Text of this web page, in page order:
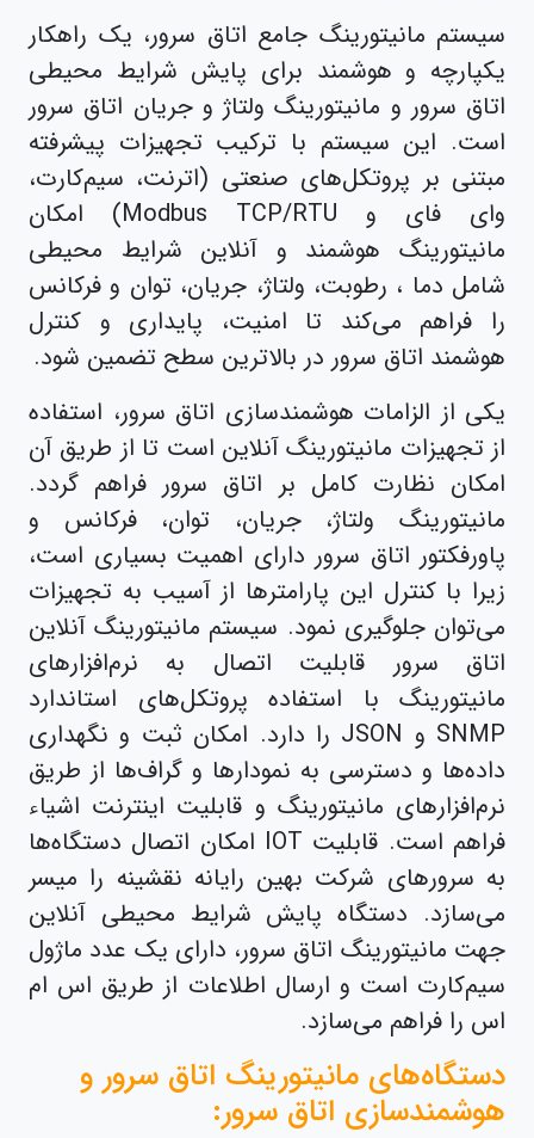
سیستم مانیتورینگ جامع اتاق سرور، یک راهکار
یکپارچه و هوشمند برای پایش شرایط محیطی
اتاق سرور و مانیتورینگ ولتاژ و جریان اتاق سرور
است. این سیستم با ترکیب تجهیزات پیشرفته
مبتنی بر پروتکل‌های صنعتی (اترنت، سیم‌کارت،
وای فای و Modbus TCP/RTU) امکان
مانیتورینگ هوشمند و آنلاین شرایط محیطی
شامل دما ، رطوبت، ولتاژ، جریان، توان و فرکانس
را فراهم می‌کند تا امنیت، پایداری و کنترل
هوشمند اتاق سرور در بالاترین سطح تضمین شود.
یکی از الزامات هوشمندسازی اتاق سرور، استفاده
از تجهیزات مانیتورینگ آنلاین است تا از طریق آن
امکان نظارت کامل بر اتاق سرور فراهم گردد.
مانیتورینگ ولتاژ، جریان، توان، فرکانس و
پاورفکتور اتاق سرور دارای اهمیت بسیاری است،
زیرا با کنترل این پارامترها از آسیب به تجهیزات
می‌توان جلوگیری نمود. سیستم مانیتورینگ آنلاین
اتاق سرور قابلیت اتصال به نرم‌افزارهای
مانیتورینگ با استفاده پروتکل‌های استاندارد
SNMP و JSON را دارد. امکان ثبت و نگهداری
داده‌ها و دسترسی به نمودارها و گراف‌ها از طریق
نرم‌افزارهای مانیتورینگ و قابلیت اینترنت اشیاء
فراهم است. قابلیت IOT امکان اتصال دستگاه‌ها
به سرورهای شرکت بهین رایانه نقشینه را میسر
می‌سازد. دستگاه پایش شرایط محیطی آنلاین
جهت مانیتورینگ اتاق سرور، دارای یک عدد ماژول
سیم‌کارت است و ارسال اطلاعات از طریق اس ام
اس را فراهم می‌سازد.
دستگا‌ه‌های مانیتورینگ اتاق سرور و
هوشمندسازی اتاق سرور: